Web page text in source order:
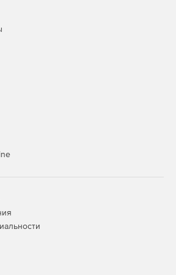
при любом изменении в данных,
паролем, разрешённые
однородных строительных
добавлена информация о
и в локальных сметах,
ресурсов в локальной смете
поддержка настроек
паролем, разрешённые